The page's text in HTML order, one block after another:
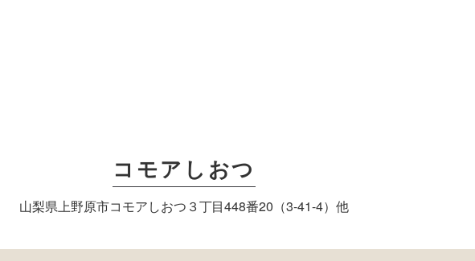
コモアしおつ
山梨県上野原市コモアしおつ３丁目448番20（3-41-4）他